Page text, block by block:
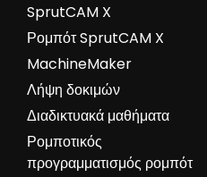
SprutCAM X
Ρομπότ SprutCAM X
MachineMaker
Λήψη δοκιμών
Διαδικτυακά μαθήματα
Ρομποτικός
προγραμματισμός ρομπότ